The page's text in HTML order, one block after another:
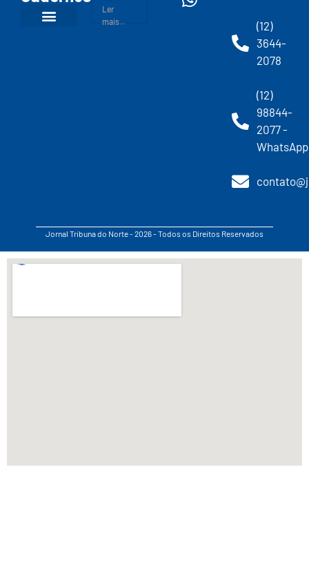
Ler
mais...
(12)
3644-
2078
(12)
98844-
2077 -
WhatsApp
Jornal Tribuna do Norte - 2026 - Todos os Direitos Reservados